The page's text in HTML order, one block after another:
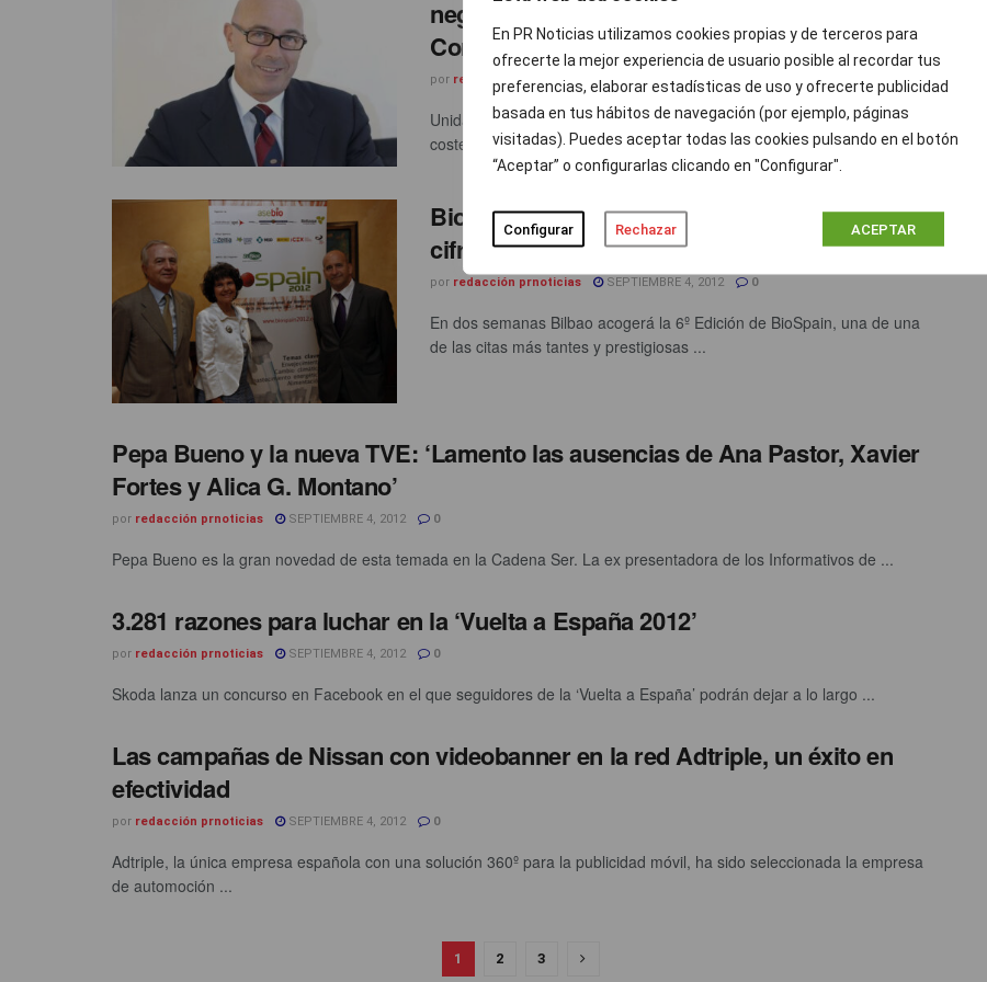
En PR Noticias utilizamos cookies propias y de terceros para
ofrecerte la mejor experiencia de usuario posible al recordar tus
preferencias, elaborar estadísticas de uso y ofrecerte publicidad
basada en tus hábitos de navegación (por ejemplo, páginas
visitadas). Puedes aceptar todas las cookies pulsando en el botón
“Aceptar” o configurarlas clicando en "Configurar".
Configurar Rechazar ACEPTAR
negociar los recortes en Marca, Expansión y
Corporativo
por redacción prnoticias SEPTIEMBRE 4, 2012 0
Unidad Editorial comienza el curso con la tarea de seguir recortando
costes en todas sus empresas. Durante el segundo trestre ...
BioSpain 2012 se presenta a los medios con
cifras récord
por redacción prnoticias SEPTIEMBRE 4, 2012 0
En dos semanas Bilbao acogerá la 6º Edición de BioSpain, una de una
de las citas más tantes y prestigiosas ...
Pepa Bueno y la nueva TVE: ‘Lamento las ausencias de Ana Pastor, Xavier
Fortes y Alica G. Montano’
por redacción prnoticias SEPTIEMBRE 4, 2012 0
Pepa Bueno es la gran novedad de esta temada en la Cadena Ser. La ex presentadora de los Informativos de ...
3.281 razones para luchar en la ‘Vuelta a España 2012’
por redacción prnoticias SEPTIEMBRE 4, 2012 0
Skoda lanza un concurso en Facebook en el que seguidores de la ‘Vuelta a España’ podrán dejar a lo largo ...
Las campañas de Nissan con videobanner en la red Adtriple, un éxito en
efectividad
por redacción prnoticias SEPTIEMBRE 4, 2012 0
Adtriple, la única empresa española con una solución 360º para la publicidad móvil, ha sido seleccionada la empresa
de automoción ...
1 2 3